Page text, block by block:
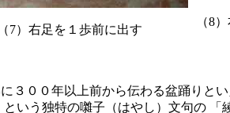
（7）右足を１歩前に出す
（8
３００年以上前から伝わる盆踊り
という独特の囃子（はやし）文句の